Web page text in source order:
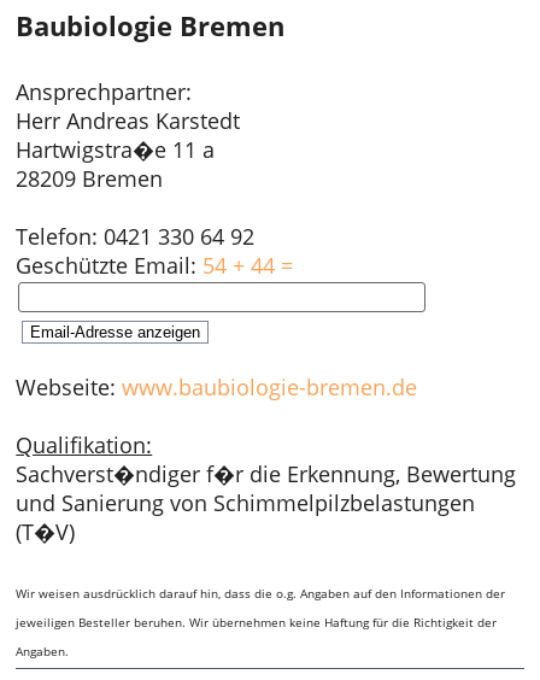
Baubiologie Bremen
Ansprechpartner:
Herr Andreas Karstedt
Hartwigstra�e 11 a
28209 Bremen
Telefon: 0421 330 64 92
Geschützte Email: 54 + 44 =
Webseite:www.baubiologie-bremen.de
Qualifikation:
Sachverst�ndiger f�r die Erkennung, Bewertung
und Sanierung von Schimmelpilzbelastungen
(T�V)
Wir weisen ausdrücklich darauf hin, dass die o.g. Angaben auf den Informationen der
jeweiligen Besteller beruhen. Wir übernehmen keine Haftung für die Richtigkeit der
Angaben.